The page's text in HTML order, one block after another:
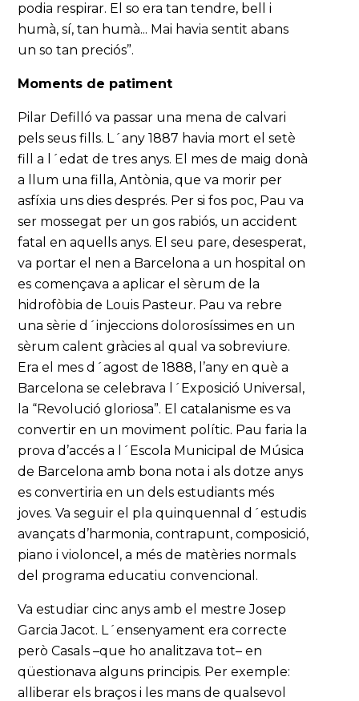
podia respirar. El so era tan tendre, bell i
humà, sí, tan humà... Mai havia sentit abans
un so tan preciós”.
Moments de patiment
Pilar Defilló va passar una mena de calvari
pels seus fills. L´any 1887 havia mort el setè
fill a l´edat de tres anys. El mes de maig donà
a llum una filla, Antònia, que va morir per
asfíxia uns dies després. Per si fos poc, Pau va
ser mossegat per un gos rabiós, un accident
fatal en aquells anys. El seu pare, desesperat,
va portar el nen a Barcelona a un hospital on
es començava a aplicar el sèrum de la
hidrofòbia de Louis Pasteur. Pau va rebre
una sèrie d´injeccions dolorosíssimes en un
sèrum calent gràcies al qual va sobreviure.
Era el mes d´agost de 1888, l’any en què a
Barcelona se celebrava l´Exposició Universal,
la “Revolució gloriosa”. El catalanisme es va
convertir en un moviment polític. Pau faria la
prova d’accés a l´Escola Municipal de Música
de Barcelona amb bona nota i als dotze anys
es convertiria en un dels estudiants més
joves. Va seguir el pla quinquennal d´estudis
avançats d’harmonia, contrapunt, composició,
piano i violoncel, a més de matèries normals
del programa educatiu convencional.
Va estudiar cinc anys amb el mestre Josep
Garcia Jacot. L´ensenyament era correcte
però Casals –que ho analitzava tot– en
qüestionava alguns principis. Per exemple:
alliberar els braços i les mans de qualsevol